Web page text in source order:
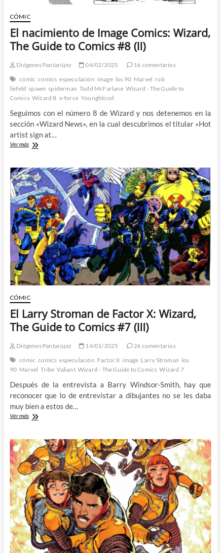
CÓMIC
El nacimiento de Image Comics: Wizard,
The Guide to Comics #8 (II)
Diógenes Pantarújez 04/02/2025
16 comentarios
cómic comics especulación image los 90 Marvel rob
liefeld spawn spiderman Todd McFarlane Wizard - The Guide to
Comics Wizard 8 x-force Youngblood
Seguimos con el número 8 de Wizard y nos detenemos en la
sección «Wizard News», en la cual descubrimos el titular «Hot
artist sign at…
Ver másEl
Image
Comics:
Wizard,
The
Guide
to
Comics
#8
(II)
CÓMIC
El Larry Stroman de Factor X: Wizard,
The Guide to Comics #7 (III)
Diógenes Pantarújez 14/01/2025
26 comentarios
cómic comics especulación Factor X image Larry Stroman los
90 Marvel Tribe Valiant Wizard - The Guide to Comics Wizard 7
Después de la entrevista a Barry Windsor-Smith, hay que
reconocer que lo de entrevistar a dibujantes no se les daba
muy bien a estos de…
Ver másEl
de
Factor
X:
Wizard,
The
Guide
to
Comics
#7
(III)